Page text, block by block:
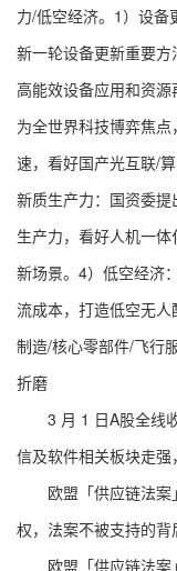
力/低空经济。1）设备
新一轮设备更新重要
高能效设备应用和资
为全世界科技博弈焦
速，看好国产光互联/
新质生产力：国资委
生产力，看好人机一
新场景。4）低空经济
流成本，打造低空无
制造/核心零部件/飞行
折磨
3 月 1 日A股全线收
信及软件相关板块走强
欧盟「供应链法案
权，法案不被支持的背
欧盟「供应链法案